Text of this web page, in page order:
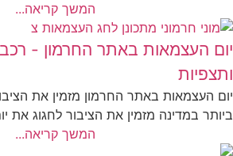
המשך קריאה...
יום העצמאות באתר החרמון -
ותצפיות
יום העצמאות באתר החרמון מזמין את
ביותר במדינה מזמין את הציבור לחגוג את
המשך קריאה...